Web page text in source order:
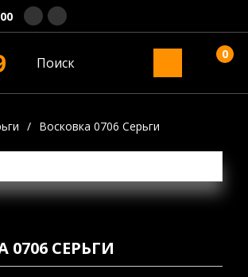
0
/ Восковка 0706 Серьги
0706 СЕРЬГИ